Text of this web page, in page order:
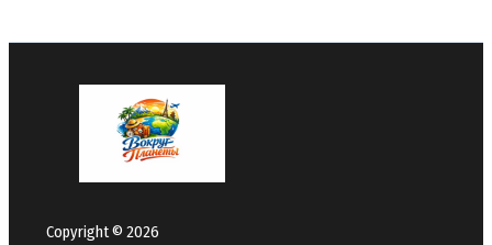
Copyright © 2026